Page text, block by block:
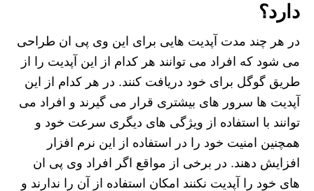
دارد؟
در هر چند مدت آپدیت هایی برای این وی پی ان طراحی
می شود که افراد می توانند هر کدام از این آپدیت را از
طریق گوگل برای خود دریافت کنند. در هر کدام از این
آپدیت ها سرور های بیشتری قرار می‌ گیرند و افراد می‌
توانند با استفاده از ویژگی‌ های دیگری سرعت خود و
همچنین امنیت خود را در استفاده از این نرم افزار
افزایش دهند. در برخی از مواقع اگر افراد وی پی ان
های خود را آپدیت نکنند امکان استفاده از آن را ندارند و